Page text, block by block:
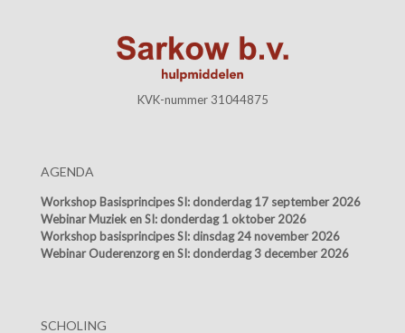
KVK-nummer 31044875
AGENDA
Workshop Basisprincipes SI: donderdag 17 september 2026
Webinar Muziek en SI: donderdag 1 oktober 2026
Workshop basisprincipes SI: dinsdag 24 november 2026
Webinar Ouderenzorg en SI: donderdag 3 december 2026
SCHOLING